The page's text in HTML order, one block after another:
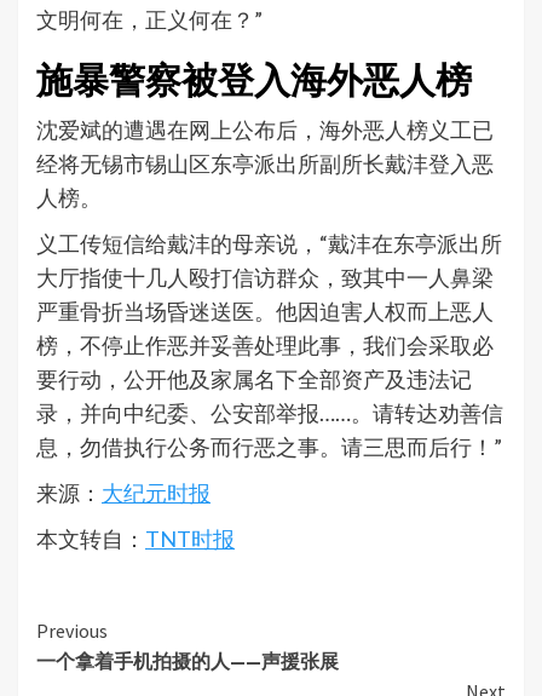
文明何在，正义何在？”
施暴警察被登入海外恶人榜
沈爱斌的遭遇在网上公布后，海外恶人榜义工已
经将无锡市锡山区东亭派出所副所长戴沣登入恶
人榜。
义工传短信给戴沣的母亲说，“戴沣在东亭派出所
大厅指使十几人殴打信访群众，致其中一人鼻梁
严重骨折当场昏迷送医。他因迫害人权而上恶人
榜，不停止作恶并妥善处理此事，我们会采取必
要行动，公开他及家属名下全部资产及违法记
录，并向中纪委、公安部举报……。请转达劝善信
息，勿借执行公务而行恶之事。请三思而后行！”
来源： 大纪元时报
本文转自： TNT时报
Continue
Reading
Previous
一个拿着手机拍摄的人——声援张展
Next